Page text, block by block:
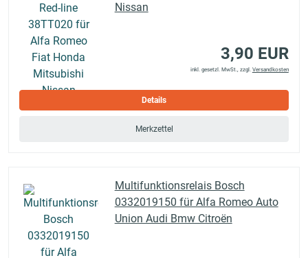
Nissan
3,90 EUR
inkl. gesetzl. MwSt., zzgl. Versandkosten
Details
Merkzettel
Multifunktionsrelais Bosch
0332019150 für Alfa Romeo Auto
Union Audi Bmw Citroën